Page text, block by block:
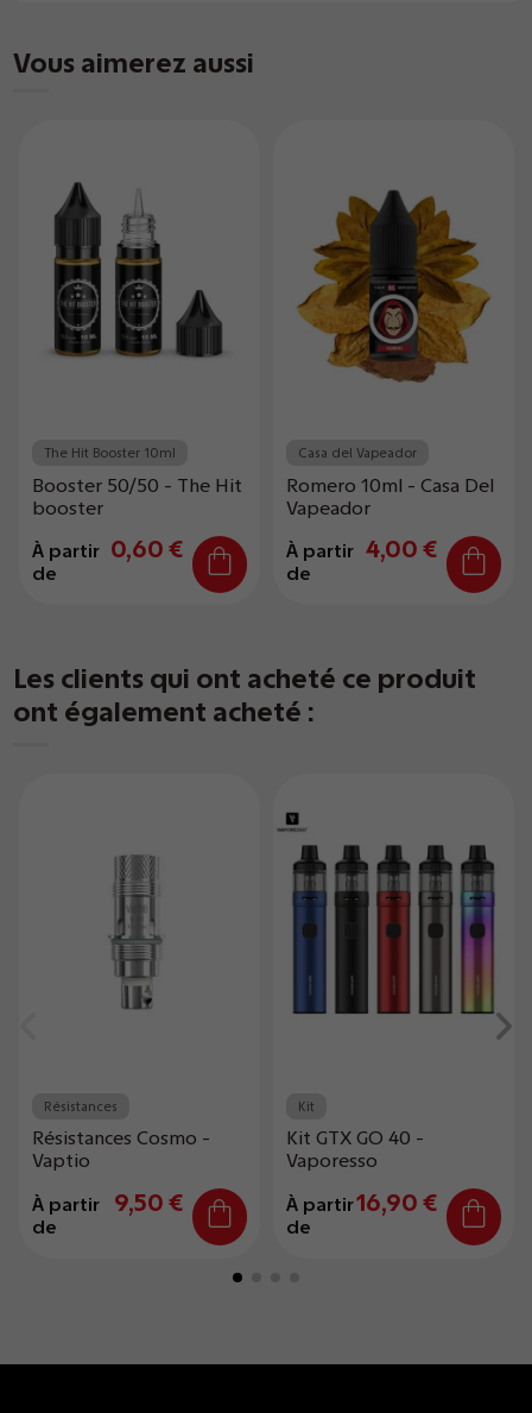
Vous aimerez aussi
The Hit Booster 10ml
Booster 50/50 - The Hit
booster
À partir
de
0,60 €
Casa del Vapeador
Romero 10ml - Casa Del
Vapeador
À partir
de
4,00 €
Les clients qui ont acheté ce produit
ont également acheté :
Résistances
Résistances Cosmo -
Vaptio
À partir
de
9,50 €
Kit
Kit GTX GO 40 -
Vaporesso
À partir
de
16,90 €